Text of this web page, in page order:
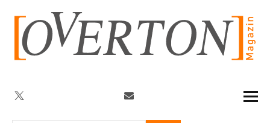
springen
Twitter